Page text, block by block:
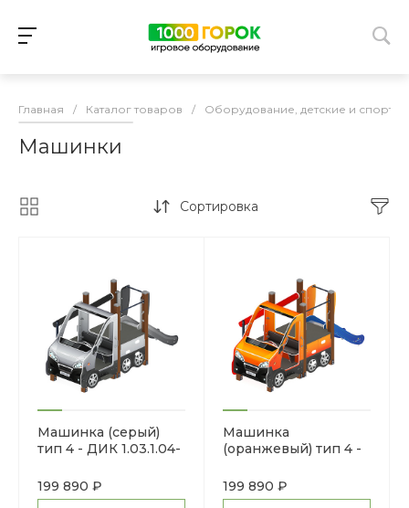
Главная / Каталог товаров / Оборудование, детские и
Машинки
Сортировка
Машинка (серый)
тип 4 - ДИК 1.03.1.04-
комплекс H=750
199 890 ₽
Машинка
(оранжевый) тип 4 -
Игровой комплекс
H=750
199 890 ₽